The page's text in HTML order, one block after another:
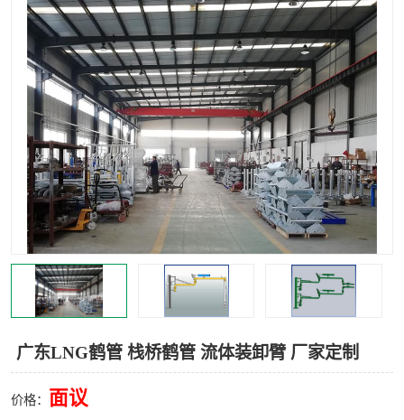
广东LNG鹤管 栈桥鹤管 流体装卸臂 厂家定制
价格： 面议
LNG鹤管 活动梯
平台栈桥 卸车鹤管
装车鹤管 输油臂
紧急脱离干式接头 火车鹤管
汽车鹤管 顶部鹤管
底部鹤管 低温鹤管
浮动出油装置 鹤管